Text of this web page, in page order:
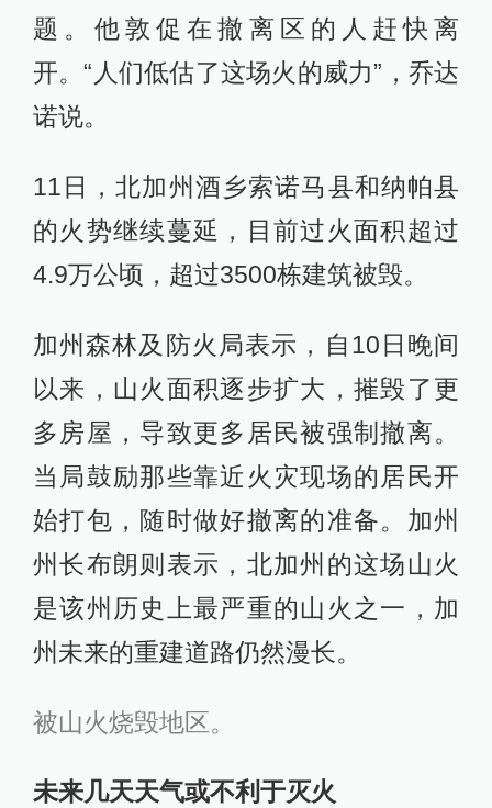
题。他敦促在撤离区的人赶快离
开。“人们低估了这场火的威力”，乔达
诺说。
11日，北加州酒乡索诺马县和纳帕县
的火势继续蔓延，目前过火面积超过
4.9万公顷，超过3500栋建筑被毁。
加州森林及防火局表示，自10日晚间
以来，山火面积逐步扩大，摧毁了更
多房屋，导致更多居民被强制撤离。
当局鼓励那些靠近火灾现场的居民开
始打包，随时做好撤离的准备。加州
州长布朗则表示，北加州的这场山火
是该州历史上最严重的山火之一，加
州未来的重建道路仍然漫长。
被山火烧毁地区。
未来几天天气或不利于灭火